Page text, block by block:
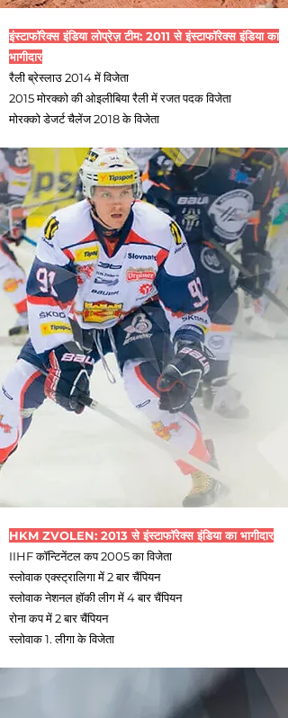
इंस्टाफॉरेक्स इंडिया लोप्रेज़ टीम: 2011 से इंस्टाफॉरेक्स इंडिया का
भागीदार
रैली ब्रेस्लाउ 2014 में विजेता
2015 मोरक्को की ओइलीबिया रैली में रजत पदक विजेता
मोरक्को डेजर्ट चैलेंज 2018 के विजेता
HKM ZVOLEN: 2013 से इंस्टाफॉरेक्स इंडिया का भागीदार
IIHF कॉन्टिनेंटल कप 2005 का विजेता
स्लोवाक एक्स्ट्रालिगा में 2 बार चैंपियन
स्लोवाक नेशनल हॉकी लीग में 4 बार चैंपियन
रोना कप में 2 बार चैंपियन
स्लोवाक 1. लीगा के विजेता